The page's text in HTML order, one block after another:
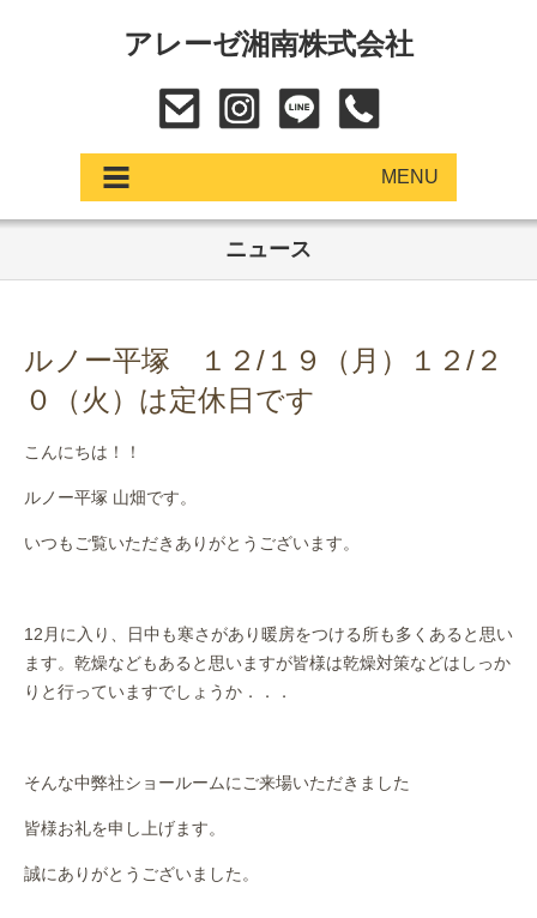
アレーゼ湘南株式会社
MENU
中古車
サービス
作業事例
店舗アクセス
ニュース
ルノー平塚 １２/１９（月）１２/２
０（火）は定休日です
こんにちは！！
ルノー平塚 山畑です。
いつもご覧いただきありがとうございます。
12月に入り、日中も寒さがあり暖房をつける所も多くあると思い
ます。乾燥などもあると思いますが皆様は乾燥対策などはしっか
りと行っていますでしょうか．．．
そんな中弊社ショールームにご来場いただきました
皆様お礼を申し上げます。
誠にありがとうございました。